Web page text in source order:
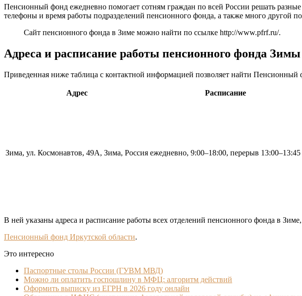
Пенсионный фонд ежедневно помогает сотням граждан по всей России решать
телефоны и время работы подразделений пенсионного фонда, а также много другой
Сайт пенсионного фонда в Зиме можно найти по ссылке http://www.pfrf.ru/.
Адреса и расписание работы пенсионного фонда Зимы
Приведенная ниже таблица с контактной информацией позволяет найти Пенсионный
Адрес Расписание
Зима, ул. Космонавтов, 49А, Зима, Россия ежедневно, 9:00–18:00, перерыв 13:00–13:45
В ней указаны адреса и расписание работы всех отделений пенсионного фонда в
Пенсионный фонд Иркутской области.
Это интересно
Паспортные столы России (ГУВМ МВД)
Можно ли оплатить госпошлину в МФЦ: алгоритм действий
Оформить выписку из ЕГРН в 2026 году онлайн